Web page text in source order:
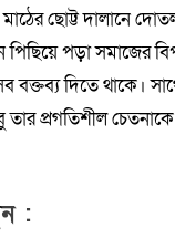
মাঠের ছোট্ট দালানে
পিছিয়ে পড়া সমাজের
বক্তব্য দিতে থাকে।
প্রগতিশীল
: